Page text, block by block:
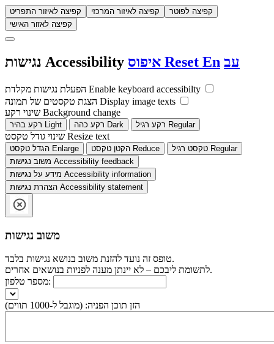
קפיצה לאיזור התפריט קפיצה לאיזור המרכזי
קפיצה לפוטר
קפיצה לאזור האישי
Accessibility Reset En עב
Enable keyboard accessibilty
Display image texts
Background change
Light Dark Regular
Resize text
Enlarge Reduce
Regular
Accessibility feedback
Accessibility information
Accessibility statement
משוב נגישות
טופס זה נועד להזנת משוב בנושא נגישות בלבד.
לתשומת ליבכם – לא יינתן מענה לפניות בנושאים אחרים.
מספר טלפון:
הזן תוכן הפניה: (מוגבל ל-1000 תווים)